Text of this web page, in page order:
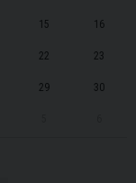
15 16
22 23
29 30